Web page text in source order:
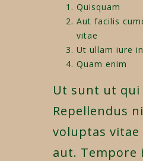
Quisquam
Aut facilis
vitae
Ut ullam iure
Quam enim
Ut sunt ut qui
Repellendus
voluptas vitae
aut. Tempore